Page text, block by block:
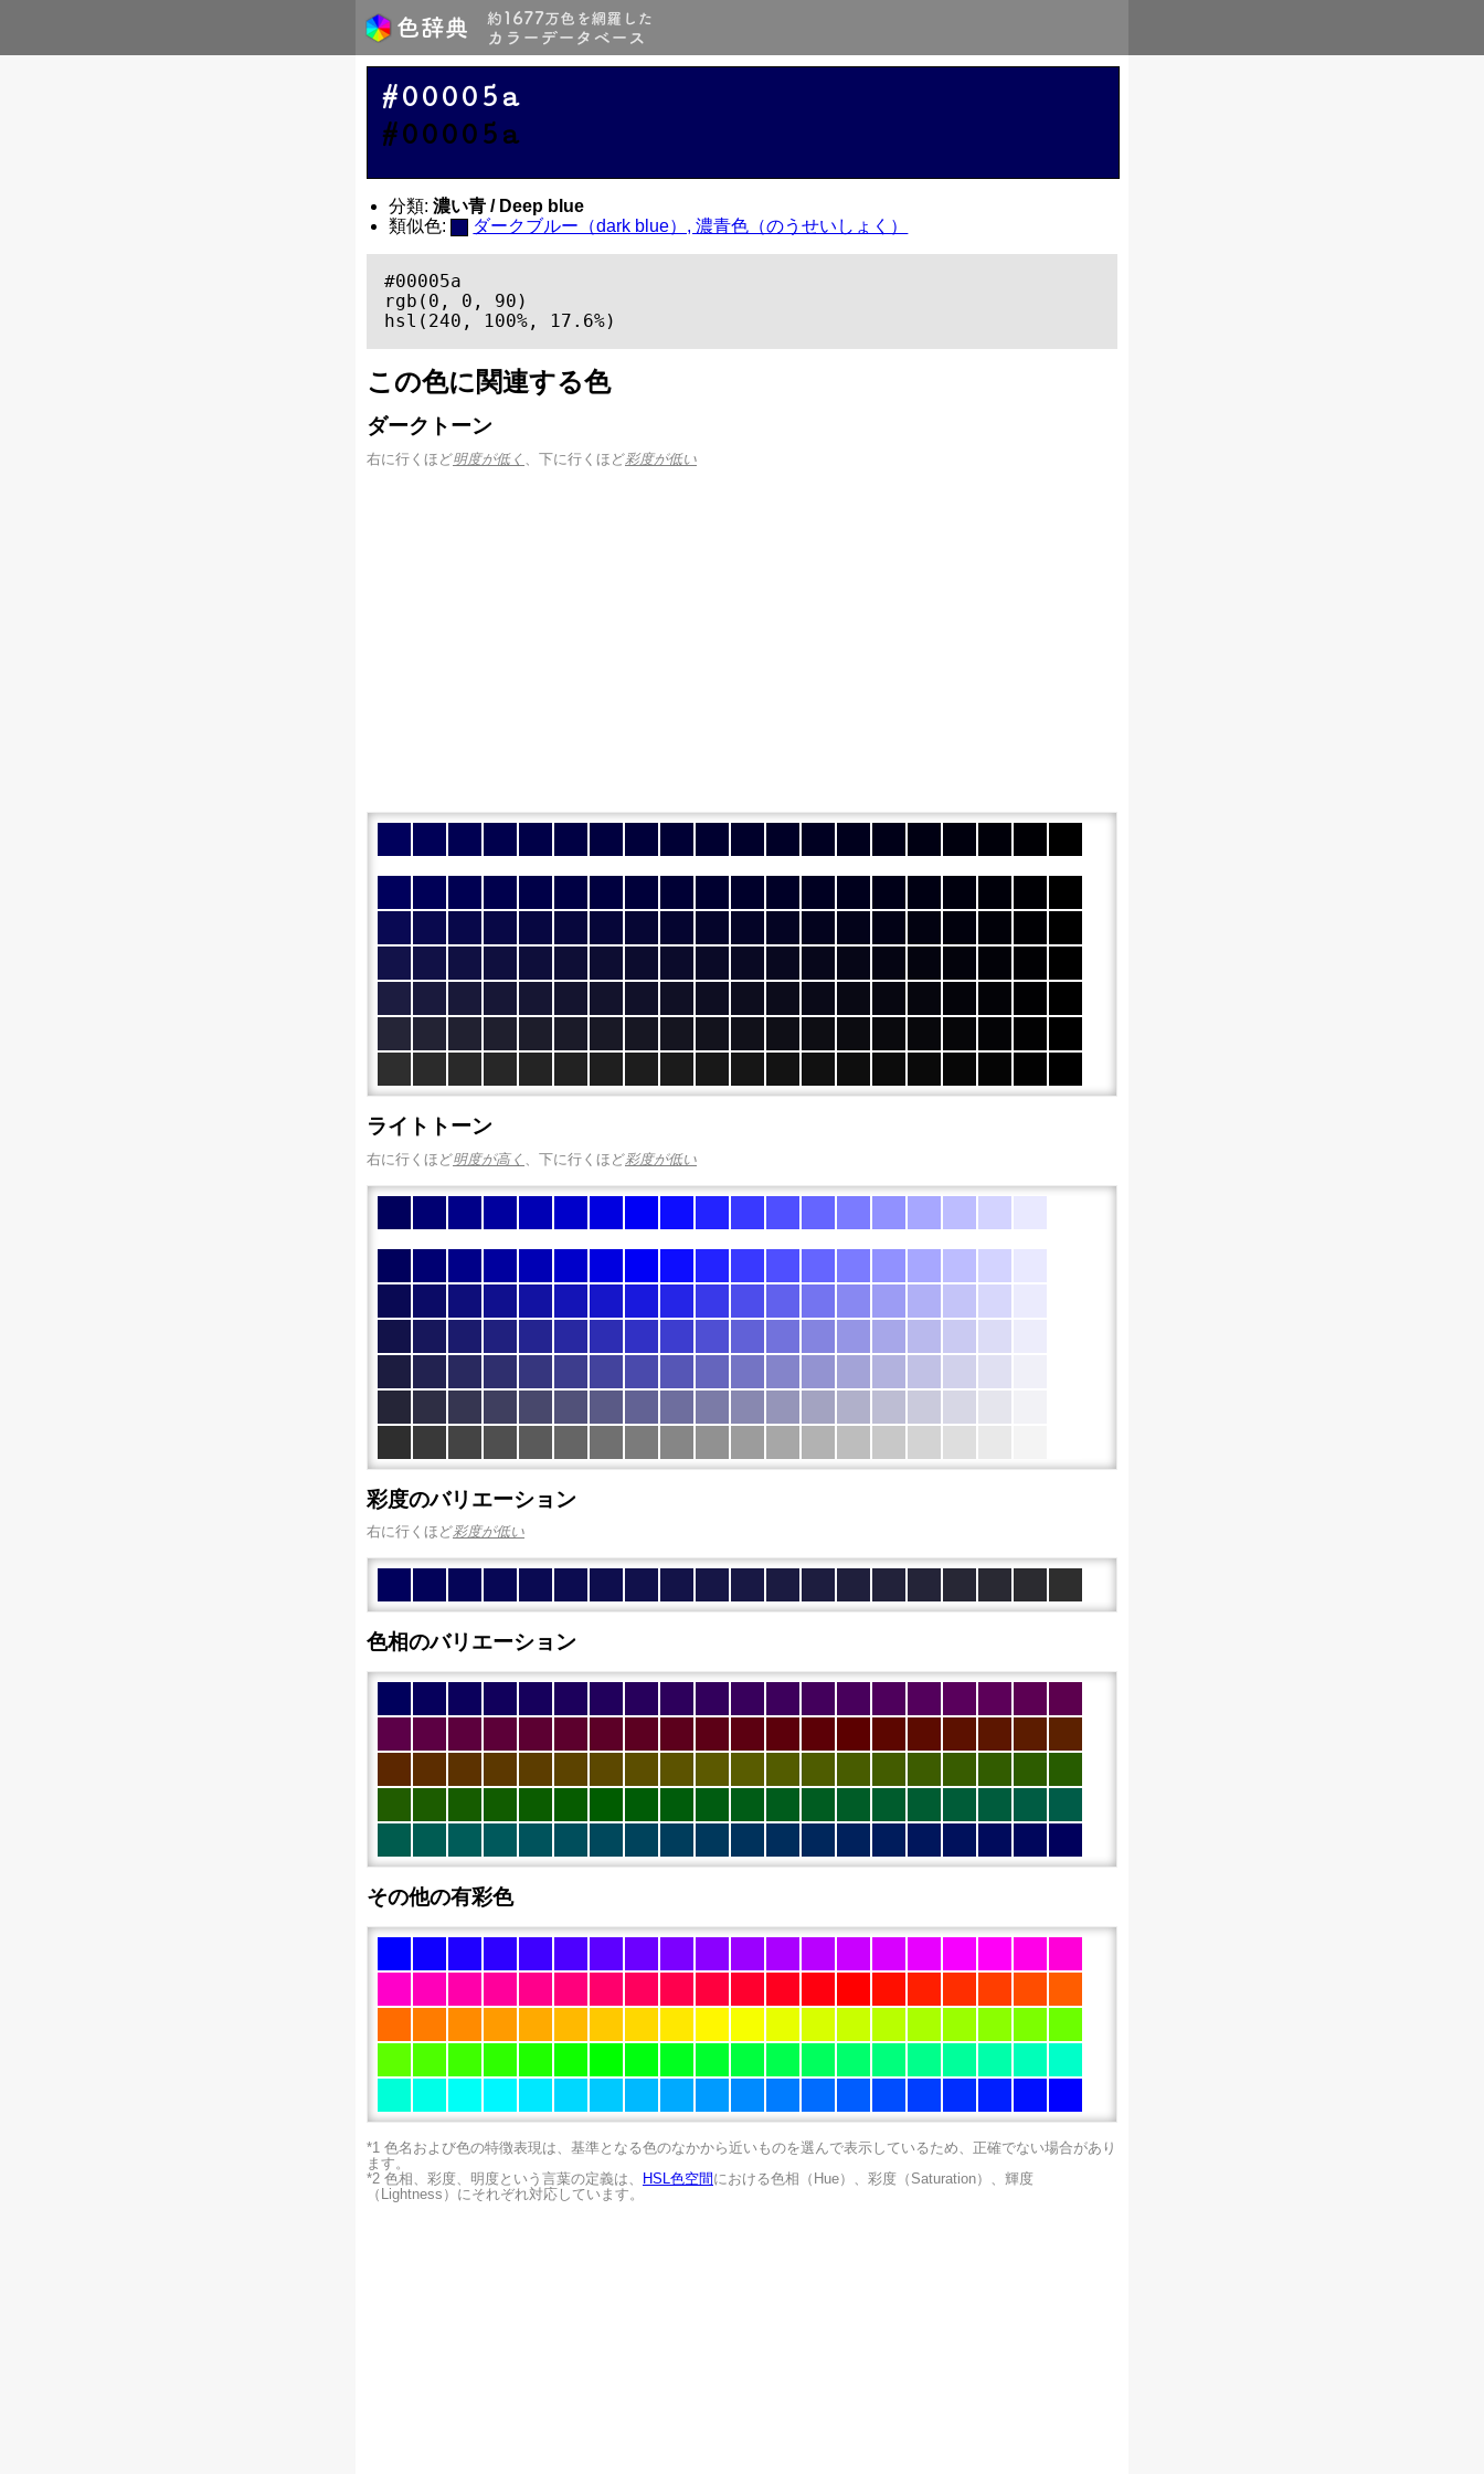
#00005a
#00005a
分類: 濃い青 / Deep blue
類似色:
ダークブルー（dark blue）, 濃青色（のうせいしょく）
#00005a
rgb(0, 0, 90)
hsl(240, 100%, 17.6%)
この色に関連する色
ダークトーン
右に行くほど明度が低く 、下に行くほど彩度が低い
ライトトーン
右に行くほど明度が高く 、下に行くほど彩度が低い
彩度のバリエーション
右に行くほど彩度が低い
色相のバリエーション
その他の有彩色
*1 色名および色の特徴表現は、基準となる色のなかから近いものを選んで表示しているため、正確でない場合があり
ます。
*2 色相、彩度、明度という言葉の定義は、
HSL色空間 における色相（Hue）、彩度（Saturation）、輝度
（Lightness）にそれぞれ対応しています。